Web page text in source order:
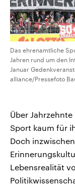
Das ehrenamtliche
Jahren rund um den
Januar
alliance/Pressefoto
Über
Sport kaum für
Doch
Lebensrealität